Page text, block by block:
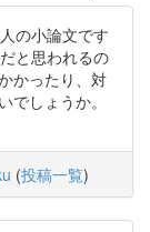
の小論文です
と思われるの
かったり、対
しょうか。
(投稿一覧)